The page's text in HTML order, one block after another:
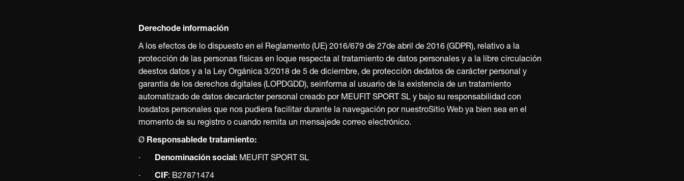
Derechode información
A los efectos de lo dispuesto en el Reglamento (UE) 2016/679 de 27de abril de 2016 (GDPR), relativo a la
protección de las personas físicas en loque respecta al tratamiento de datos personales y a la libre circulación
deestos datos y a la Ley Orgánica 3/2018 de 5 de diciembre, de protección dedatos de carácter personal y
garantía de los derechos digitales (LOPDGDD), seinforma al usuario de la existencia de un tratamiento
automatizado de datos decarácter personal creado por MEUFIT SPORT SL y bajo su responsabilidad con
losdatos personales que nos pudiera facilitar durante la navegación por nuestroSitio Web ya bien sea en el
momento de su registro o cuando remita un mensajede correo electrónico.
Ø Responsablede tratamiento:
· Denominación social: MEUFIT SPORT SL
· CIF: B27871474